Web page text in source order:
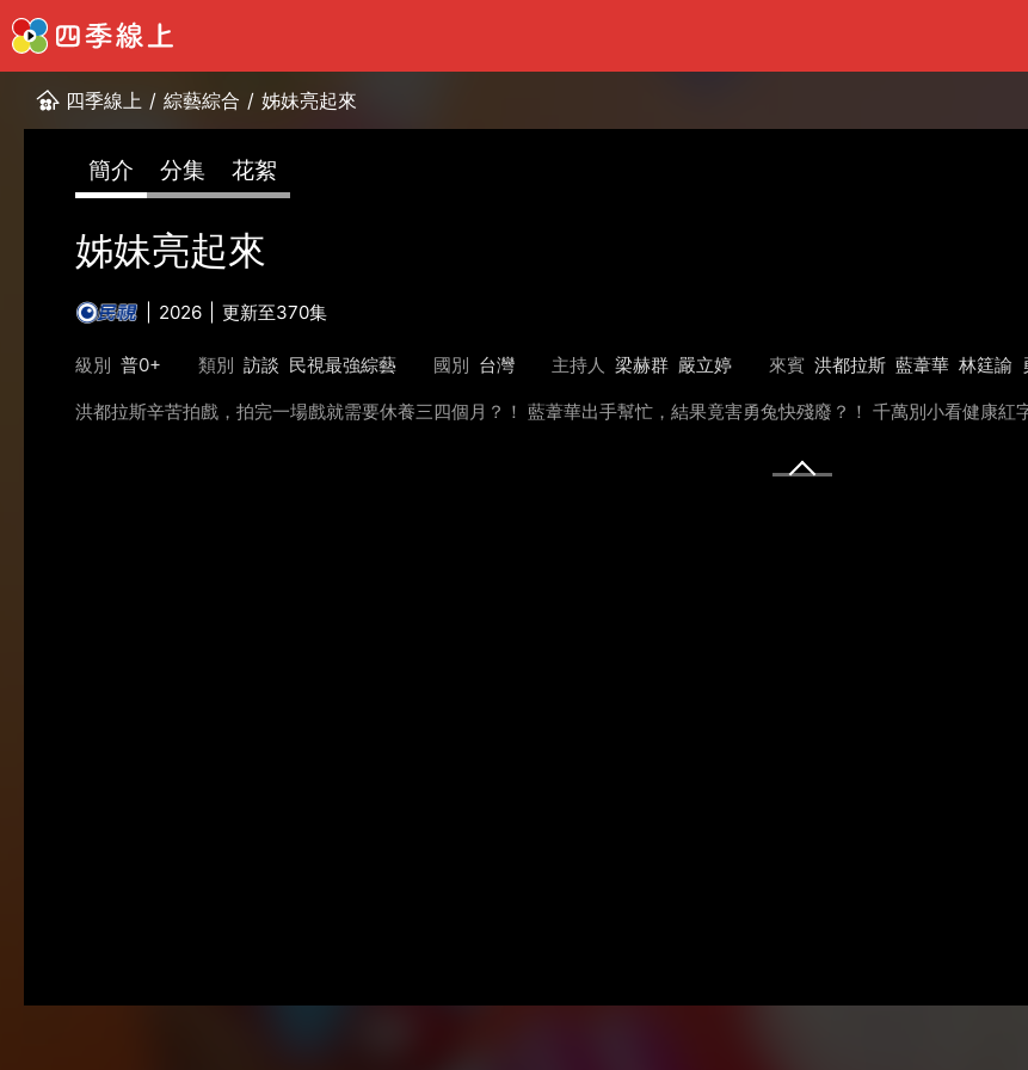
四季線上 / 綜藝綜合 / 姊妹亮起來
簡介 分集 花絮
姊妹亮起來
2026 更新至370集
級別 普0+ 類別 訪談 民視最強綜藝 國別 台灣 主持人 梁赫群 嚴立婷 來賓 洪都拉斯 藍葦華 林筳諭
洪都拉斯辛苦拍戲，拍完一場戲就需要休養三四個月？！ 藍葦華出手幫忙，結果竟害勇兔快殘廢？！ 千萬別小看健康紅